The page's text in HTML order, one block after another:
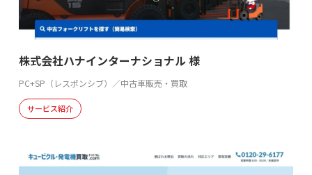
株式会社ハナインターナショナル 様
PC+SP（レスポンシブ）／中古車販売・買取
サービス紹介